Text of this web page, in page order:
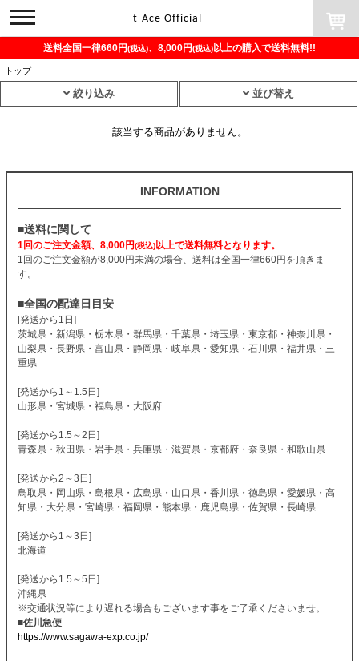
toggle
navigation
t-Ace Official
送料全国一律660円(税込)、8,000円(税込)以上の購入で送料無料!!
トップ
絞り込み 並び替え
該当する商品がありません。
INFORMATION
■送料に関して
1回のご注文金額、8,000円(税込)以上で送料無料となります。
1回のご注文金額が8,000円未満の場合、送料は全国一律660円を頂きま
す。
■全国の配達日目安
[発送から1日]
茨城県・新潟県・栃木県・群馬県・千葉県・埼玉県・東京都・神奈川県・
山梨県・長野県・富山県・静岡県・岐阜県・愛知県・石川県・福井県・三
重県
[発送から1～1.5日]
山形県・宮城県・福島県・大阪府
[発送から1.5～2日]
青森県・秋田県・岩手県・兵庫県・滋賀県・京都府・奈良県・和歌山県
[発送から2～3日]
鳥取県・岡山県・島根県・広島県・山口県・香川県・徳島県・愛媛県・高
知県・大分県・宮崎県・福岡県・熊本県・鹿児島県・佐賀県・長崎県
[発送から1～3日]
北海道
[発送から1.5～5日]
沖縄県
※交通状況等により遅れる場合もございます事をご了承くださいませ。
■佐川急便
https://www.sagawa-exp.co.jp/